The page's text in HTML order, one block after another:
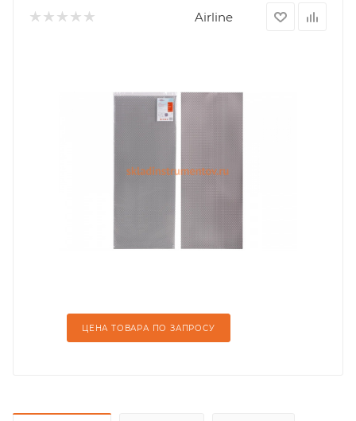
Airline
ЦЕНА ТОВАРА ПО ЗАПРОСУ